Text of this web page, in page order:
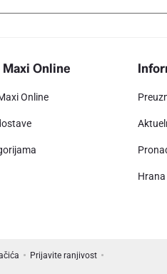
Online
Online
Prijavite ranjivost